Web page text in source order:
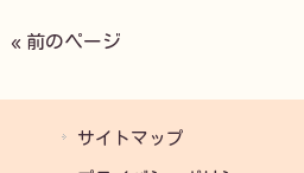
« 前のページ
サイトマップ